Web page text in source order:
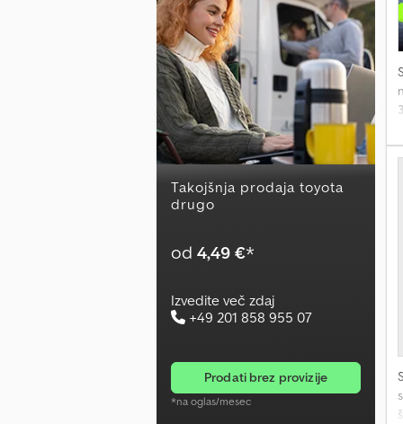
Takojšnja prodaja toyota
drugo
od 4,49 €*
Izvedite več zdaj
+49 201 858 955 07
prodati brez provizije
*na oglas/mesec
3